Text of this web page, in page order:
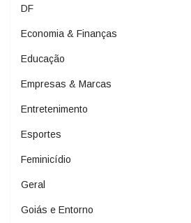
DF
Economia & Finanças
Educação
Empresas & Marcas
Entretenimento
Esportes
Feminicídio
Geral
Goiás e Entorno